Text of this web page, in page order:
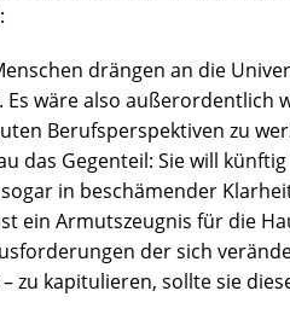
drängen an die
Es wäre also außerordentlich
Berufsperspektiven zu
das Gegenteil: Sie will
in beschämender
ein Armutszeugnis für die
der sich
zu kapitulieren, sollte sie